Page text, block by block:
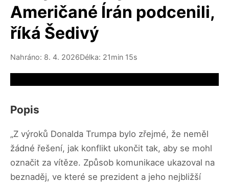
Američané Írán podcenili,
říká Šedivý
Nahráno: 8. 4. 2026Délka: 21min 15s
Popis
„Z výroků Donalda Trumpa bylo zřejmé, že neměl
žádné řešení, jak konflikt ukončit tak, aby se mohl
označit za vítěze. Způsob komunikace ukazoval na
beznaděj, ve které se prezident a jeho nejbližší